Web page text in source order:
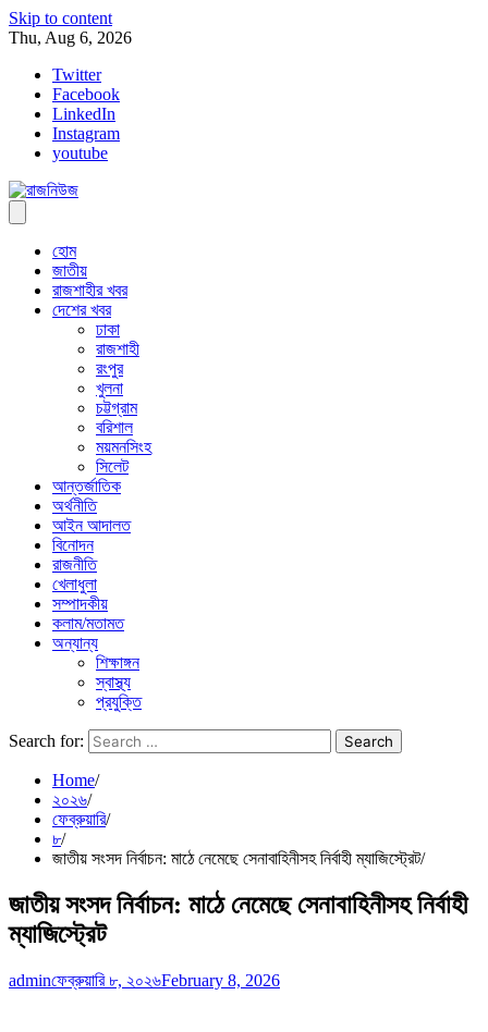
Skip to content
Thu, Aug 6, 2026
Twitter
Facebook
LinkedIn
Instagram
youtube
হোম
জাতীয়
রাজশাহীর খবর
দেশের খবর
ঢাকা
রাজশাহী
রংপুর
খুলনা
চট্টগ্রাম
বরিশাল
ময়মনসিংহ
সিলেট
আন্তর্জাতিক
অর্থনীতি
আইন আদালত
বিনোদন
রাজনীতি
খেলাধুলা
সম্পাদকীয়
কলাম/মতামত
অন্যান্য
শিক্ষাঙ্গন
স্বাস্থ্য
প্রযুক্তি
Search for:
Home
২০২৬
ফেব্রুয়ারি
৮
জাতীয় সংসদ নির্বাচন: মাঠে নেমেছে সেনাবাহিনীসহ নির্বাহী ম্যাজিস্ট্রেট
জাতীয় সংসদ নির্বাচন: মাঠে নেমেছে সেনাবাহিনীসহ নির্বাহী
ম্যাজিস্ট্রেট
adminফেব্রুয়ারি ৮, ২০২৬February 8, 2026